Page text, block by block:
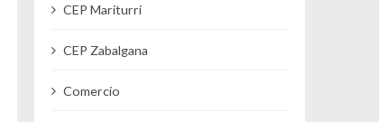
CEP Mariturri
CEP Zabalgana
Comercio